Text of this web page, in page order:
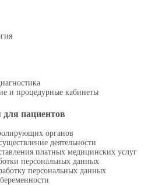
и процедурные кабинеты
пациентов
органов
деятельности
платных медицинских услуг
персональных данных
персональных данных